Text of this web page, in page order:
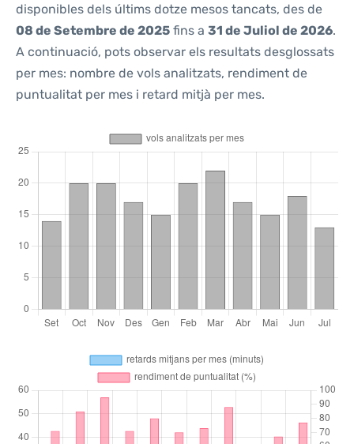
disponibles dels últims dotze mesos tancats, des de
08 de Setembre de 2025 fins a 31 de Juliol de 2026.
A continuació, pots observar els resultats desglossats
per mes: nombre de vols analitzats, rendiment de
puntualitat per mes i retard mitjà per mes.